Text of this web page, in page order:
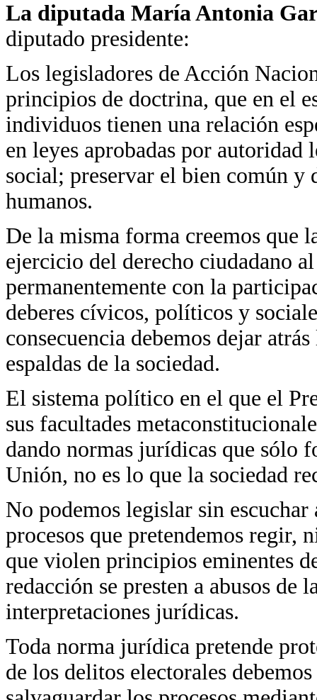
La diputada María Antonia
diputado presidente:
Los legisladores de Acción
principios de doctrina, que en el
individuos tienen una relación
en leyes aprobadas por
social; preservar el bien común y
humanos.
De la misma forma creemos que
ejercicio del derecho ciudadano
permanentemente con la
deberes cívicos, políticos y
consecuencia debemos dejar
espaldas de la sociedad.
El sistema político en el que el
sus facultades
dando normas jurídicas que sólo
Unión, no es lo que la sociedad
No podemos legislar sin
procesos que pretendemos regir,
que violen principios eminentes
redacción se presten a abusos de
interpretaciones jurídicas.
Toda norma jurídica pretende
de los delitos electorales